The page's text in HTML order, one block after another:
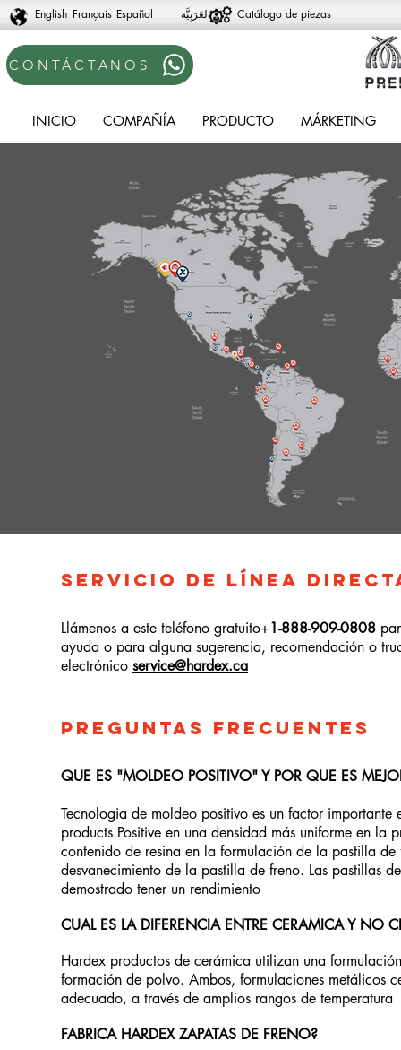
English Français Español العَرَبِيَّة‎‎ Catálogo de piezas
CONTÁCTANOS
SERVICIO DE LÍNEA
Llámenos a este teléfono gratuito+1-888-909-0808
ayuda o para alguna sugerencia, recomendación o
electrónico service@hardex.ca
PREGUNTAS FRECUENTES
QUE ES "MOLDEO POSITIVO" Y POR QUE ES
Tecnologia de moldeo positivo es un factor
products.Positive en una densidad más uniforme en
contenido de resina en la formulación de la pastilla
desvanecimiento de la pastilla de freno. Las pastillas
demostrado tener un rendimiento
CUAL ES LA DIFERENCIA ENTRE CERAMICA Y NO
Hardex productos de cerámica utilizan una
formación de polvo. Ambos, formulaciones metálicos
adecuado, a través de amplios rangos de temperatura
FABRICA HARDEX ZAPATAS DE FRENO?
INICIO COMPAÑÍA PRODUCTO MÁRKETING